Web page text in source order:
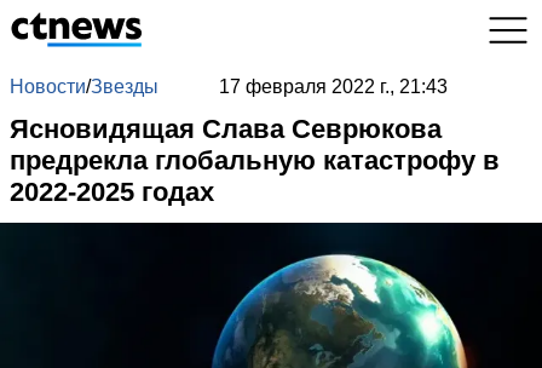
Новости/Звезды 17 февраля 2022 г., 21:43
Ясновидящая Слава Севрюкова
предрекла глобальную катастрофу в
2022-2025 годах